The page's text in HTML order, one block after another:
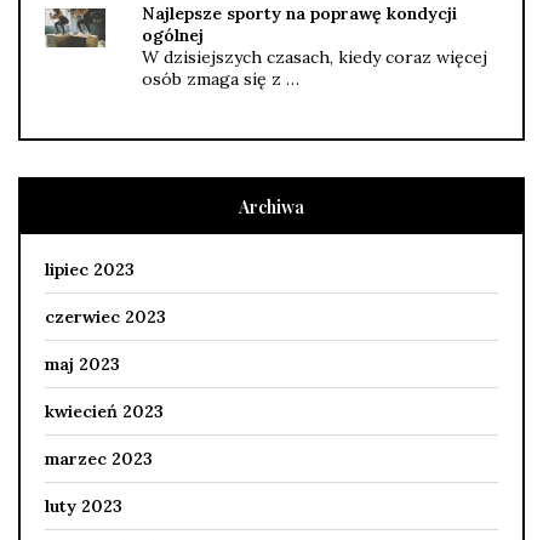
Najlepsze sporty na poprawę kondycji
ogólnej
W dzisiejszych czasach, kiedy coraz więcej
osób zmaga się z …
Archiwa
lipiec 2023
czerwiec 2023
maj 2023
kwiecień 2023
marzec 2023
luty 2023